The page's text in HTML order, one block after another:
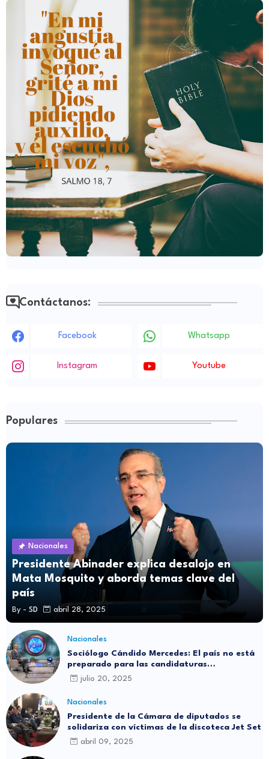
Contáctanos:
Facebook Whatsapp
Instagram Youtube
Populares
Nacionales
Presidente Abinader explica desalojo en
Mata Mosquito y aborda temas clave del
país
By - SD abril 28, 2025
Nacionales
Sociólogo Cándido Mercedes: El país no está
preparado para las candidaturas
independientes
julio 20, 2025
Nacionales
Presidente de la Cámara de diputados se
solidariza con víctimas de la discoteca Jet Set
abril 09, 2025